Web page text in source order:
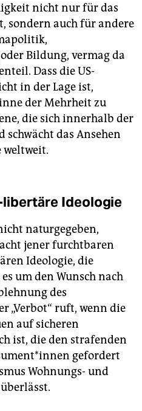
nicht nur für das
sondern auch für andere
Bildung, vermag da
Dass die US-
in der Lage ist,
der Mehrheit zu
die sich innerhalb der
schwächt das Ansehen
weltweit.
Ideologie
naturgegeben,
jener furchtbaren
Ideologie, die
um den Wunsch nach
des
„Verbot“ ruft, wenn die
auf sicheren
ist, die den strafenden
gefordert
Wohnungs- und